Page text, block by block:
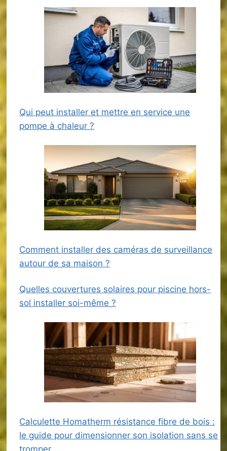
Qui peut installer et mettre en service une
pompe à chaleur ?
Comment installer des caméras de surveillance
autour de sa maison ?
Quelles couvertures solaires pour piscine hors-
sol installer soi-même ?
Calculette Homatherm résistance fibre de bois :
le guide pour dimensionner son isolation sans se